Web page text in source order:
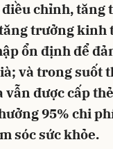
chỉnh, tăng
trưởng kinh
ổn định để
và trong suốt
vẫn được cấp
95% chi
sóc sức khỏe.